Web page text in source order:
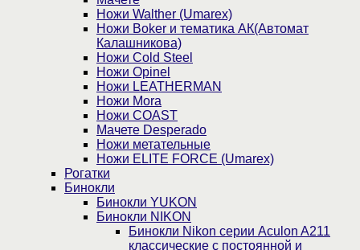
Ножи Walther (Umarex)
Ножи Boker и тематика АК(Автомат
Калашникова)
Ножи Cold Steel
Ножи Opinel
Ножи LEATHERMAN
Ножи Mora
Ножи COAST
Мачете Desperado
Ножи метательные
Ножи ELITE FORCE (Umarex)
Рогатки
Бинокли
Бинокли YUKON
Бинокли NIKON
Бинокли Nikon серии Aculon A211
классические с постоянной и